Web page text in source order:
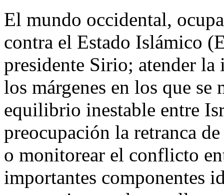
El mundo occidental,
contra el Estado Islámico
presidente Sirio; atender
los márgenes en los que
equilibrio inestable entre
preocupación la retranca
o monitorear el conflicto
importantes componentes